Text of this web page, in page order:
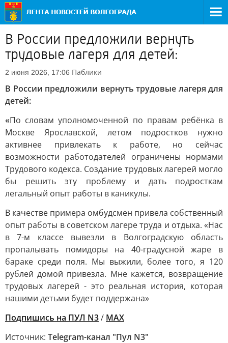
В России предложили вернуть
трудовые лагеря для детей:
2 июня 2026, 17:06 Паблики
В России предложили вернуть трудовые лагеря для
детей:
«По словам уполномоченной по правам ребёнка в
Москве Ярославской, летом подростков нужно
активнее привлекать к работе, но сейчас
возможности работодателей ограничены нормами
Трудового кодекса. Создание трудовых лагерей могло
бы решить эту проблему и дать подросткам
легальный опыт работы в каникулы.
В качестве примера омбудсмен привела собственный
опыт работы в советском лагере труда и отдыха. «Нас
в 7-м классе вывезли в Волгоградскую область
пропалывать помидоры на 40-градусной жаре в
бараке среди поля. Мы выжили, более того, я 120
рублей домой привезла. Мне кажется, возвращение
трудовых лагерей - это реальная история, которая
нашими детьми будет поддержана»
Подпишись на ПУЛ N3/ MAX
Источник: Telegram-канал "Пул N3"